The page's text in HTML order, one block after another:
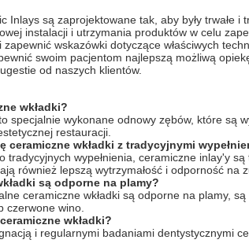
Inlays są zaprojektowane tak, aby były trwałe
instalacji i utrzymania produktów w celu
wskazówki dotyczące właściwych
swoim pacjentom najlepszą możliwą
od naszych klientów.
wkładki?
specjalnie wykonane odnowy zębów, które
restauracji.
ceramiczne wkładki z tradycyjnymi
tradycyjnych wypełnienia, ceramiczne inlay'y
również lepszą wytrzymałość i odporność na
są odporne na plamy?
ceramiczne wkładki są odporne na plamy,
czerwone wino.
wkładki?
i regularnymi badaniami dentystycznymi